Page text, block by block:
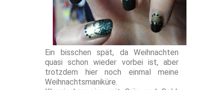
Ein bisschen spät, da Weihnachten
quasi schon wieder vorbei ist, aber
trotzdem hier noch einmal meine
Weihnachtsmaniküre.